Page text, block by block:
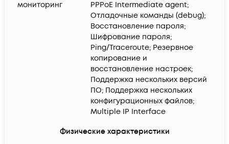
мониторинг
PPPoE Intermediate agent;
Отладочные команды (debug);
Восстановление пароля;
Шифрование пароля;
Ping/Traceroute; Резервное
копирование и
восстановление настроек;
Поддержка нескольких версий
ПО; Поддержка нескольких
конфигурационных файлов;
Multiple IP Interface
Физические характеристики